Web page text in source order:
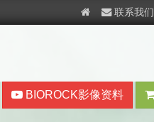
联系我们
BIOROCK影像资料